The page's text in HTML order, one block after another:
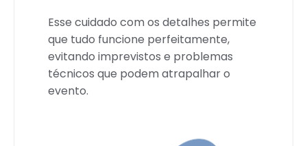
Esse cuidado com os detalhes permite
que tudo funcione perfeitamente,
evitando imprevistos e problemas
técnicos que podem atrapalhar o
evento.